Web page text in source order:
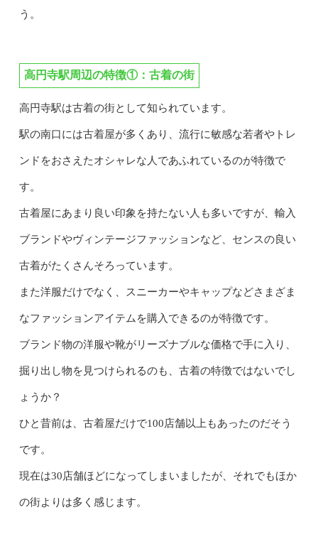
う。
高円寺駅周辺の特徴①：古着の街
高円寺駅は古着の街として知られています。
駅の南口には古着屋が多くあり、流行に敏感な若者やトレ
ンドをおさえたオシャレな人であふれているのが特徴で
す。
古着屋にあまり良い印象を持たない人も多いですが、輸入
ブランドやヴィンテージファッションなど、センスの良い
古着がたくさんそろっています。
また洋服だけでなく、スニーカーやキャップなどさまざま
なファッションアイテムを購入できるのが特徴です。
ブランド物の洋服や靴がリーズナブルな価格で手に入り、
掘り出し物を見つけられるのも、古着の特徴ではないでし
ょうか？
ひと昔前は、古着屋だけで100店舗以上もあったのだそう
です。
現在は30店舗ほどになってしまいましたが、それでもほか
の街よりは多く感じます。